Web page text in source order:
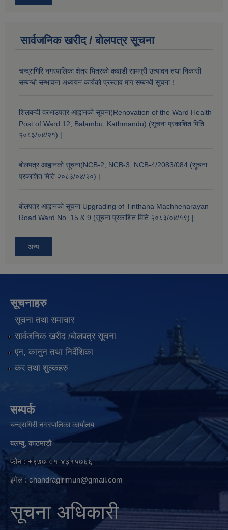
सार्वजनिक खरीद / बोलपत्र सूचना
चन्द्रागिरि नगरपालिका क्षेत्र भित्रको कवाडी सामग्री उत्पादन तथा निकासी
सम्बन्धी सम्भावना अध्ययन कार्यको प्रस्ताव माग सम्बन्धी सूचना !
शिलबन्दी दरभाउपत्र आह्वानको सूचना(Renovation of the Ward Health
Post of Ward 12, Balambu, Kathmandu) (सूचना प्रकाशित मिति
२०८३/०४/२१) |
बोलपत्र आह्वानको सूचना(NCB-2, NCB-3, NCB-4/2083/084 (सूचना
प्रकाशित मिति २०८३/०४/२०) |
बोलपत्र आह्वानको सूचना Upgrading of Tinthana Machhenarayan
Road Ward No. 15 & 9 (सूचना प्रकाशित मिति २०८३/०४/१९) |
अन्य
सूचनाहरु
सूचना तथा समाचार
सार्वजनिक खरीद /बोलपत्र सूचना
एन, कानुन तथा निर्देशिका
कर तथा शुल्कहरु
सम्पर्क
चन्द्रागिरी नगरपालिका कार्यालय
बलम्वु, काठमाडौं
फोन : +९७७-०१-४३१५७६६
इमेल :chandragirimun@gmail.com
सूचना अधिकारी